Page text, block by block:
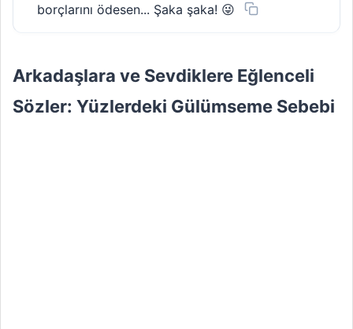
borçlarını ödesen... Şaka şaka! 😜
Arkadaşlara ve Sevdiklere Eğlenceli
Sözler: Yüzlerdeki Gülümseme Sebebi